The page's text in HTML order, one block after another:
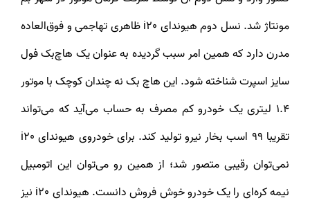
مونتاژ شد. نسل دوم هیوندای i20 ظاهری تهاجمی و فوق‌العاده
مدرن دارد که همین امر سبب گردیده به عنوان یک هاچ‌بک فول
سایز اسپرت شناخته شود. این هاچ بک نه چندان کوچک با موتور
1.4 لیتری یک خودرو کم مصرف به حساب می‌آید که می‌تواند
تقریبا 99 اسب بخار نیرو تولید کند. برای خودروی هیوندای i20
نمی‌توان رقیبی متصور شد؛ از همین رو می‌توان این اتومبیل
نیمه کره‌ای را یک خودرو خوش فروش دانست. هیوندای i20 نیز